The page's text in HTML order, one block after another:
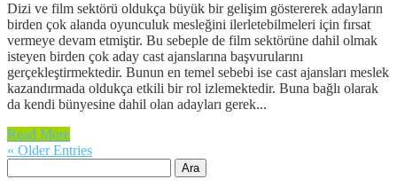
Dizi ve film sektörü oldukça büyük bir gelişim göstererek adayların
birden çok alanda oyunculuk mesleğini ilerletebilmeleri için fırsat
vermeye devam etmiştir. Bu sebeple de film sektörüne dahil olmak
isteyen birden çok aday cast ajanslarına başvurularını
gerçekleştirmektedir. Bunun en temel sebebi ise cast ajansları meslek
kazandırmada oldukça etkili bir rol izlemektedir. Buna bağlı olarak
da kendi bünyesine dahil olan adayları gerek...
Read More
« Older Entries